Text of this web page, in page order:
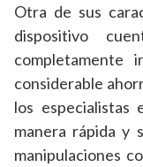
Otra de sus
dispositivo
completamente
considerable
los especialistas
manera rápida y
manipulaciones